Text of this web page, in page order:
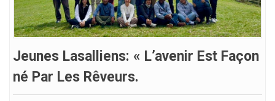
Jeunes Lasalliens: « L’avenir Est Façon
Né Par Les Rêveurs.